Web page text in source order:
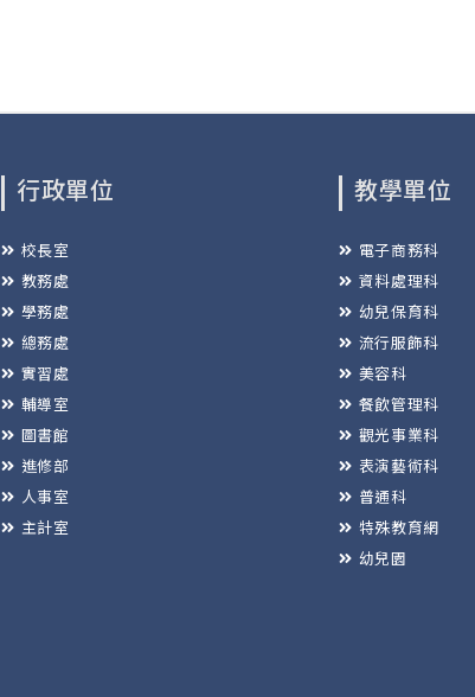
行政單位
校長室
教務處
學務處
總務處
實習處
輔導室
圖書館
進修部
人事室
主計室
教學單位
電子商務科
資料處理科
幼兒保育科
流行服飾科
美容科
餐飲管理科
觀光事業科
表演藝術科
普通科
特殊教育網
幼兒園